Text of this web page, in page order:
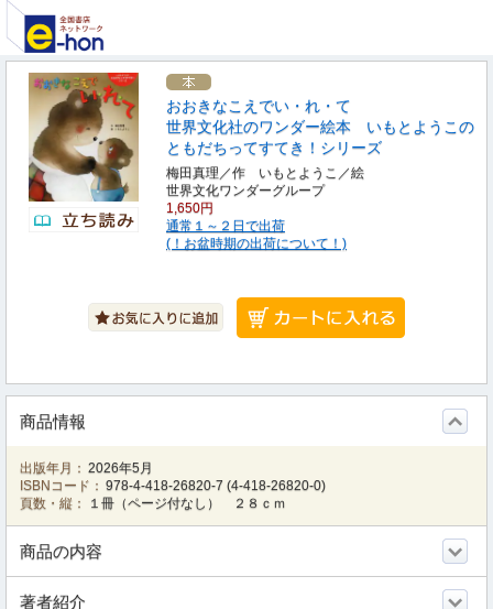
おおきなこえでい・れ・て
世界文化社のワンダー絵本 いもとようこの
ともだちってすてき！シリーズ
梅田真理／作 いもとようこ／絵
世界文化ワンダーグループ
1,650円
通常１～２日で出荷
(！お盆時期の出荷について！)
商品情報
出版年月： 2026年5月
ISBNコード： 978-4-418-26820-7 (4-418-26820-0)
頁数・縦：
１冊（ページ付なし） ２８ｃｍ
商品の内容
著者紹介